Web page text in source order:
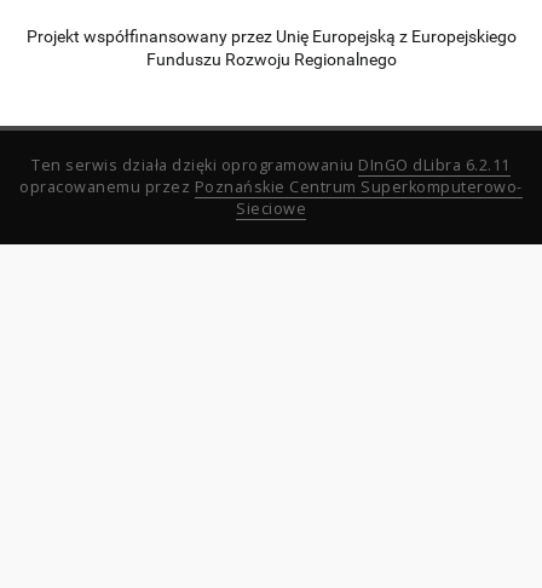
Projekt współfinansowany przez Unię Europejską z Europejskiego
Funduszu Rozwoju Regionalnego
Ten serwis działa dzięki oprogramowaniu DInGO dLibra 6.2.11
opracowanemu przez Poznańskie Centrum Superkomputerowo-
Sieciowe